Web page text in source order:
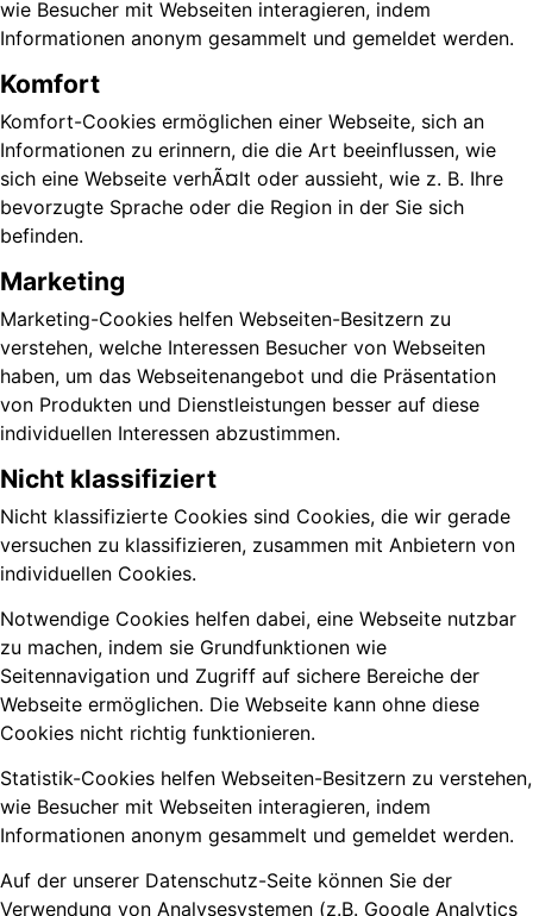
wie Besucher mit Webseiten interagieren, indem
Informationen anonym gesammelt und gemeldet werden.
Komfort
Komfort-Cookies ermöglichen einer Webseite, sich an
Informationen zu erinnern, die die Art beeinflussen, wie
sich eine Webseite verhÃ¤lt oder aussieht, wie z. B. Ihre
bevorzugte Sprache oder die Region in der Sie sich
befinden.
Marketing
Marketing-Cookies helfen Webseiten-Besitzern zu
verstehen, welche Interessen Besucher von Webseiten
haben, um das Webseitenangebot und die Präsentation
von Produkten und Dienstleistungen besser auf diese
individuellen Interessen abzustimmen.
Nicht klassifiziert
Nicht klassifizierte Cookies sind Cookies, die wir gerade
versuchen zu klassifizieren, zusammen mit Anbietern von
individuellen Cookies.
Notwendige Cookies helfen dabei, eine Webseite nutzbar
zu machen, indem sie Grundfunktionen wie
Seitennavigation und Zugriff auf sichere Bereiche der
Webseite ermöglichen. Die Webseite kann ohne diese
Cookies nicht richtig funktionieren.
Statistik-Cookies helfen Webseiten-Besitzern zu verstehen,
wie Besucher mit Webseiten interagieren, indem
Informationen anonym gesammelt und gemeldet werden.
Auf der unserer Datenschutz-Seite können Sie der
Verwendung von Analysesystemen (z.B. Google Analytics